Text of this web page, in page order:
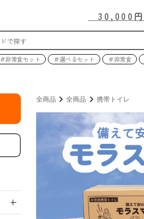
30,000円
＃非常食セット ＃選べるセット ＃非常食
全商品 全商品 携帯トイレ